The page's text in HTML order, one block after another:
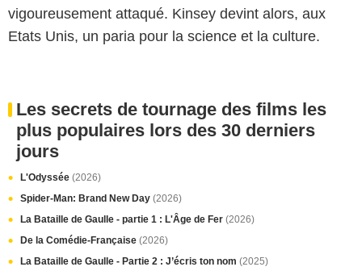
vigoureusement attaqué. Kinsey devint alors, aux
Etats Unis, un paria pour la science et la culture.
Les secrets de tournage des films les
plus populaires lors des 30 derniers
jours
L'Odyssée (2026)
Spider-Man: Brand New Day (2026)
La Bataille de Gaulle - partie 1 : L'Âge de Fer (2026)
De la Comédie-Française (2026)
La Bataille de Gaulle - Partie 2 : J’écris ton nom (2025)